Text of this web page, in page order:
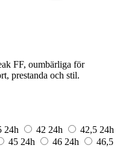
FF, oumbärliga för
prestanda och stil.
24h 42 24h 42,5 24h
45 24h 46 24h
46,5